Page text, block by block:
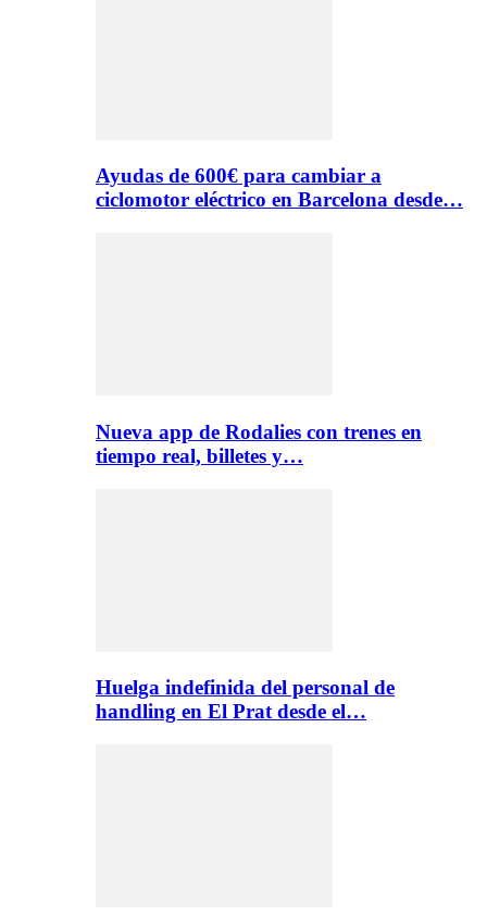
Ayudas de 600€ para cambiar a
ciclomotor eléctrico en Barcelona desde…
Nueva app de Rodalies con trenes en
tiempo real, billetes y…
Huelga indefinida del personal de
handling en El Prat desde el…